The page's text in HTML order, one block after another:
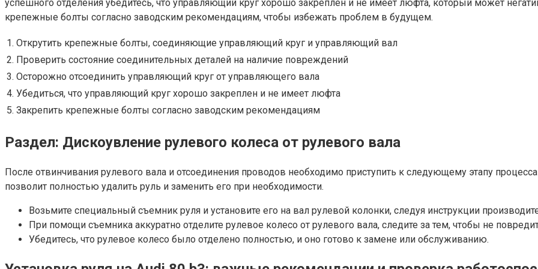
успешного отделения убедитесь, что управляющий круг хорошо закреплен и не имеет люфта, который может
крепежные болты согласно заводским рекомендациям, чтобы избежать проблем в будущем.
1. Открутить крепежные болты, соединяющие управляющий круг и управляющий вал
2. Проверить состояние соединительных деталей на наличие повреждений
3. Осторожно отсоединить управляющий круг от управляющего вала
4. Убедиться, что управляющий круг хорошо закреплен и не имеет люфта
5. Закрепить крепежные болты согласно заводским рекомендациям
Раздел: Дискоувление рулевого колеса от рулевого вала
После отвинчивания рулевого вала и отсоединения проводов необходимо приступить к следующему этапу
позволит полностью удалить руль и заменить его при необходимости.
Возьмите специальный съемник руля и установите его на вал рулевой колонки, следуя инструкции
При помощи съемника аккуратно отделите рулевое колесо от рулевого вала, следите за тем, чтобы не
Убедитесь, что рулевое колесо было отделено полностью, и оно готово к замене или обслуживанию.